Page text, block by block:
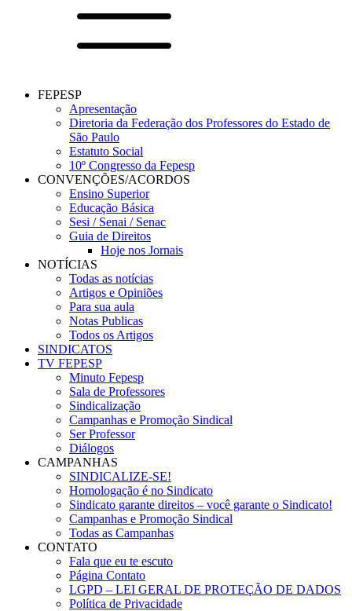
FEPESP
Apresentação
Diretoria da Federação dos Professores do Estado de
São Paulo
Estatuto Social
10º Congresso da Fepesp
CONVENÇÕES/ACORDOS
Ensino Superior
Educação Básica
Sesi / Senai / Senac
Guia de Direitos
Hoje nos Jornais
NOTÍCIAS
Todas as notícias
Artigos e Opiniões
Para sua aula
Notas Publicas
Todos os Artigos
SINDICATOS
TV FEPESP
Minuto Fepesp
Sala de Professores
Sindicalização
Campanhas e Promoção Sindical
Ser Professor
Diálogos
CAMPANHAS
SINDICALIZE-SE!
Homologação é no Sindicato
Sindicato garante direitos – você garante o Sindicato!
Campanhas e Promoção Sindical
Todas as Campanhas
CONTATO
Fala que eu te escuto
Página Contato
LGPD – LEI GERAL DE PROTEÇÃO DE DADOS
Política de Privacidade